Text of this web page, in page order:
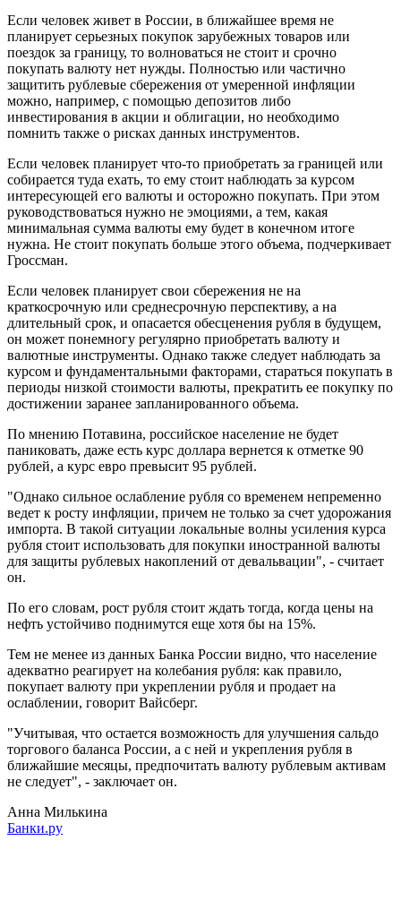
Если человек живет в России, в ближайшее время не
планирует серьезных покупок зарубежных товаров или
поездок за границу, то волноваться не стоит и срочно
покупать валюту нет нужды. Полностью или частично
защитить рублевые сбережения от умеренной инфляции
можно, например, с помощью депозитов либо
инвестирования в акции и облигации, но необходимо
помнить также о рисках данных инструментов.
Если человек планирует что-то приобретать за границей или
собирается туда ехать, то ему стоит наблюдать за курсом
интересующей его валюты и осторожно покупать. При этом
руководствоваться нужно не эмоциями, а тем, какая
минимальная сумма валюты ему будет в конечном итоге
нужна. Не стоит покупать больше этого объема, подчеркивает
Гроссман.
Если человек планирует свои сбережения не на
краткосрочную или среднесрочную перспективу, а на
длительный срок, и опасается обесценения рубля в будущем,
он может понемногу регулярно приобретать валюту и
валютные инструменты. Однако также следует наблюдать за
курсом и фундаментальными факторами, стараться покупать в
периоды низкой стоимости валюты, прекратить ее покупку по
достижении заранее запланированного объема.
По мнению Потавина, российское население не будет
паниковать, даже есть курс доллара вернется к отметке 90
рублей, а курс евро превысит 95 рублей.
"Однако сильное ослабление рубля со временем непременно
ведет к росту инфляции, причем не только за счет удорожания
импорта. В такой ситуации локальные волны усиления курса
рубля стоит использовать для покупки иностранной валюты
для защиты рублевых накоплений от девальвации", - считает
он.
По его словам, рост рубля стоит ждать тогда, когда цены на
нефть устойчиво поднимутся еще хотя бы на 15%.
Тем не менее из данных Банка России видно, что население
адекватно реагирует на колебания рубля: как правило,
покупает валюту при укреплении рубля и продает на
ослаблении, говорит Вайсберг.
"Учитывая, что остается возможность для улучшения сальдо
торгового баланса России, а с ней и укрепления рубля в
ближайшие месяцы, предпочитать валюту рублевым активам
не следует", - заключает он.
Анна Милькина
Банки.ру